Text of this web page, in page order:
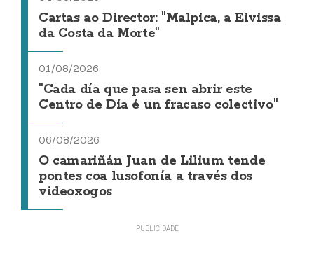
Cartas ao Director: "Malpica, a Eivissa
da Costa da Morte"
01/08/2026
"Cada día que pasa sen abrir este
Centro de Día é un fracaso colectivo"
06/08/2026
O camariñán Juan de Lilium tende
pontes coa lusofonía a través dos
videoxogos